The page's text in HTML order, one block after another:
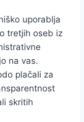
uporablja
tretjih oseb iz
na vas.
plačali za
skritih